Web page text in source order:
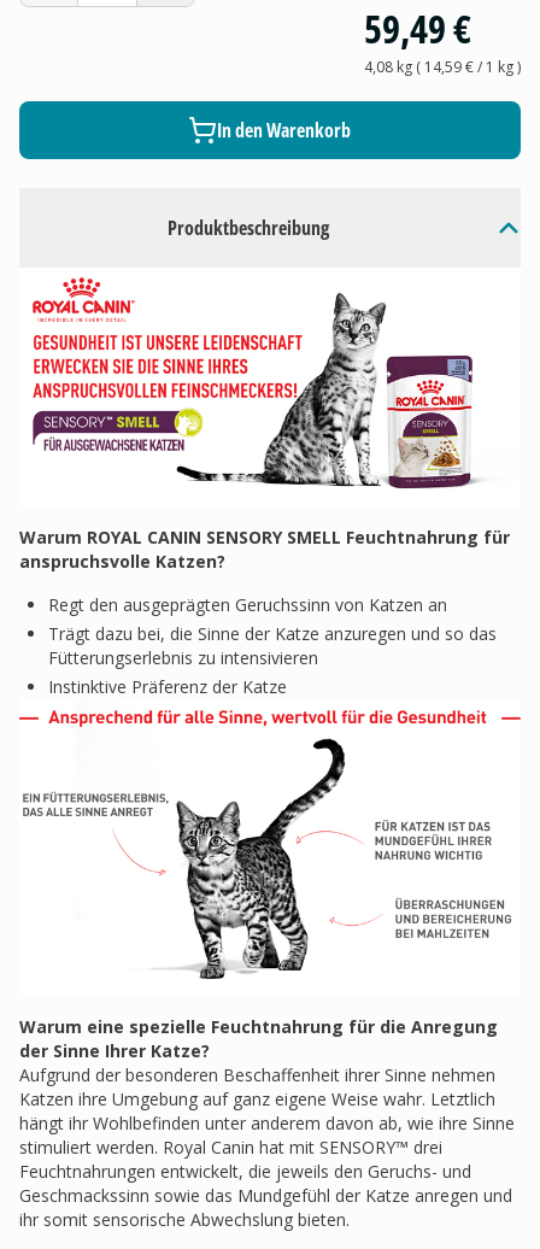
Produktbeschreibung
Warum ROYAL CANIN SENSORY SMELL Feuchtnahrung für
anspruchsvolle Katzen?
Regt den ausgeprägten Geruchssinn von Katzen an
Trägt dazu bei, die Sinne der Katze anzuregen und so das
Fütterungserlebnis zu intensivieren
Instinktive Präferenz der Katze
Warum eine spezielle Feuchtnahrung für die Anregung
der Sinne Ihrer Katze?
Aufgrund der besonderen Beschaffenheit ihrer Sinne nehmen
Katzen ihre Umgebung auf ganz eigene Weise wahr. Letztlich
hängt ihr Wohlbefinden unter anderem davon ab, wie ihre Sinne
stimuliert werden. Royal Canin hat mit SENSORY™ drei
Feuchtnahrungen entwickelt, die jeweils den Geruchs- und
Geschmackssinn sowie das Mundgefühl der Katze anregen und
ihr somit sensorische Abwechslung bieten.
59,49 €
4,08 kg( 14,59 €/ 1 kg)
In den Warenkorb